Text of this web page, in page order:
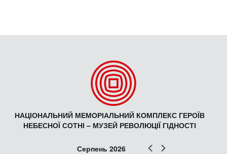
НАЦІОНАЛЬНИЙ МЕМОРІАЛЬНИЙ КОМПЛЕКС ГЕРОЇВ
НЕБЕСНОЇ СОТНІ – МУЗЕЙ РЕВОЛЮЦІЇ ГІДНОСТІ
Попер
Серпень 2026